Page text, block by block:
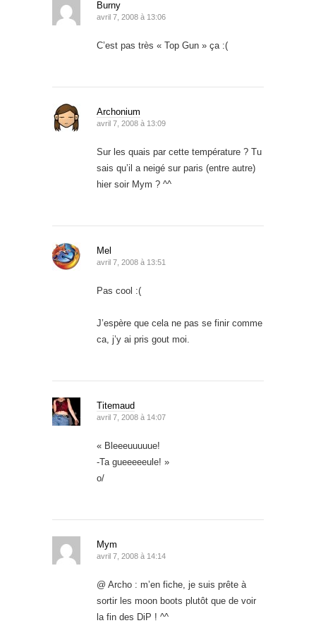
Burny
avril 7, 2008 à 13:06
C’est pas très « Top Gun » ça :(
Archonium
avril 7, 2008 à 13:09
Sur les quais par cette température ? Tu
sais qu’il a neigé sur paris (entre autre)
hier soir Mym ? ^^
Mel
avril 7, 2008 à 13:51
Pas cool :(
J’espère que cela ne pas se finir comme
ca, j’y ai pris gout moi.
Titemaud
avril 7, 2008 à 14:07
« Bleeeuuuuue!
-Ta gueeeeeule! »
o/
Mym
avril 7, 2008 à 14:14
@ Archo : m’en fiche, je suis prête à
sortir les moon boots plutôt que de voir
la fin des DiP ! ^^